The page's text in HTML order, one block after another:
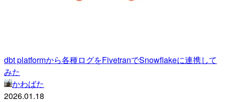
dbt platformから各種ログをFivetranでSnowflakeに連携して
みた
かわばた
2026.01.18